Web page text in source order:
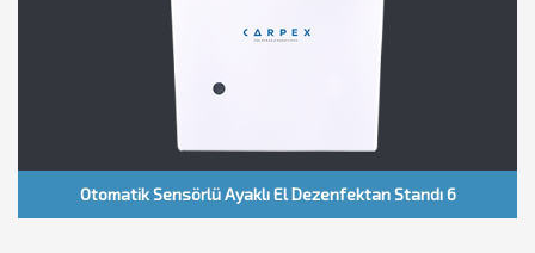
Otomatik Sensörlü Ayaklı El Dezenfektan Standı 6